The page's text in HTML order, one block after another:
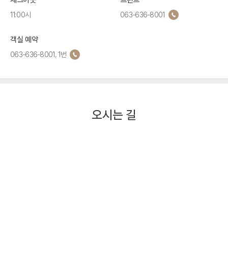
11:00시 063-636-8001
객실 예약
063-636-8001, 1번
오시는 길